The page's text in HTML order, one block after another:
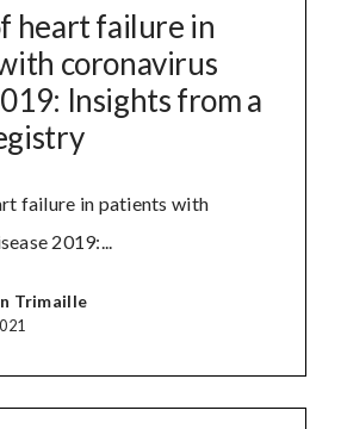
heart failure in
coronavirus
Insights from a
failure in patients with
2019:...
Trimaille